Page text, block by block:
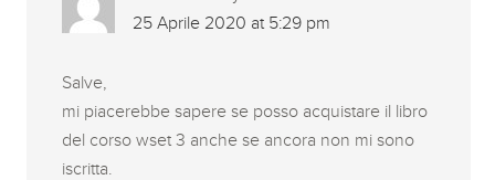
25 Aprile 2020 at 5:29 pm
Salve,
mi piacerebbe sapere se posso acquistare il libro
del corso wset 3 anche se ancora non mi sono
iscritta.